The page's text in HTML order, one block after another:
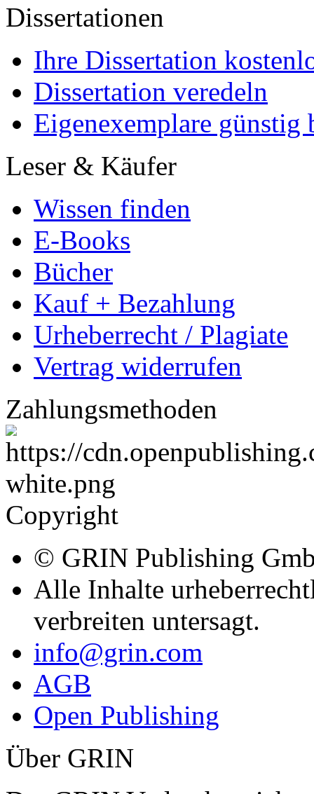
Marketing
Mehr Leser erreichen
Selbst aktiv werden
Partnerprogramme
Dissertationen
Ihre Dissertation
Dissertation veredeln
Eigenexemplare günstig
Leser & Käufer
Wissen finden
E-Books
Bücher
Kauf + Bezahlung
Urheberrecht / Plagiate
Vertrag widerrufen
Zahlungsmethoden
Copyright
© GRIN Publishing
Alle Inhalte